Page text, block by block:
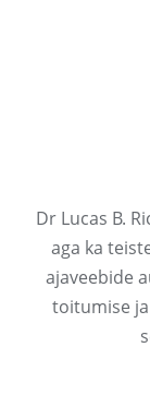
Dr Lucas B.
aga ka
ajaveebide
toitumise